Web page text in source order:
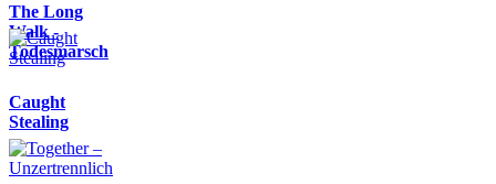
The Long
Walk -
Todesmarsch
Caught
Stealing